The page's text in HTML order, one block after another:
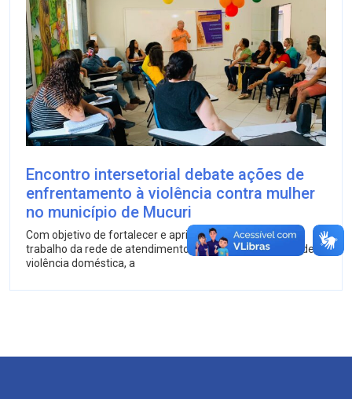
Encontro intersetorial debate ações de
enfrentamento à violência contra mulher
no município de Mucuri
Com objetivo de fortalecer e aprimorar ainda mais o
trabalho da rede de atendimento à mulher em situação de
violência doméstica, a